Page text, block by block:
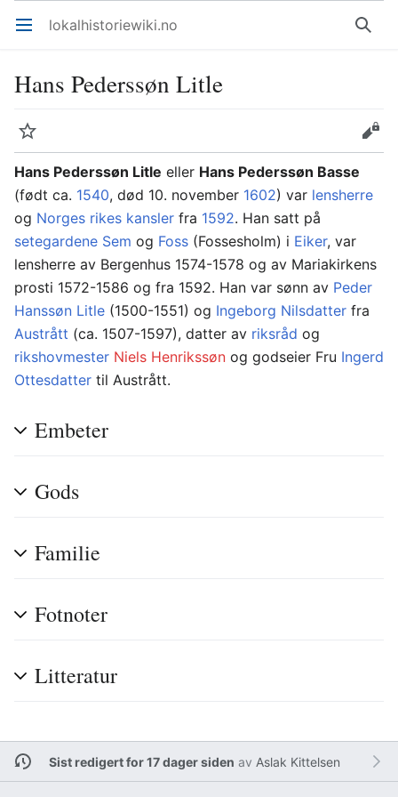
Åpne hovedmenyen lokalhistoriewiki.no Søk
Hans Pederssøn Litle
Overvåk
Rediger
Hans Pederssøn Litle eller Hans Pederssøn Basse
(født ca. 1540, død 10. november 1602) var lensherre
og Norges rikes kansler fra 1592. Han satt på
setegardene Sem og Foss (Fossesholm) i Eiker, var
lensherre av Bergenhus 1574-1578 og av Mariakirkens
prosti 1572-1586 og fra 1592. Han var sønn av Peder
Hanssøn Litle (1500-1551) og Ingeborg Nilsdatter fra
Austrått (ca. 1507-1597), datter av riksråd og
rikshovmester Niels Henrikssøn og godseier Fru Ingerd
Ottesdatter til Austrått.
Embeter
Gods
Familie
Fotnoter
Litteratur
Sist redigert for 17 dager siden av Aslak Kittelsen